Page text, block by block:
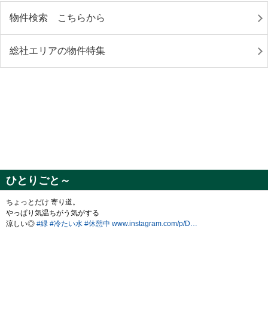
物件検索 こちらから
総社エリアの物件特集
ひとりごと～